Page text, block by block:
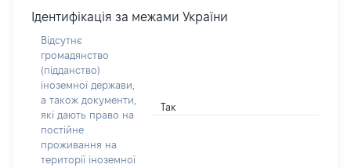
Ідентифікація за межами України
Відсутнє
громадянство
(підданство)
іноземної держави,
а також документи,
які дають право на
постійне
проживання на
території іноземної
Так